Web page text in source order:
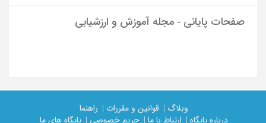
صفحات پایانی - مجله آموزش و ارزشیابی
وبلاگ | قوانین و مقررات |
راهنما
درباره پایگاه |
ارتباط با ما | حریم خصوصی | پایگاه های ما